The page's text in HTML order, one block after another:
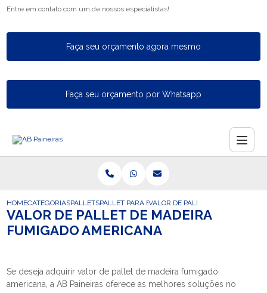
Entre em contato com um de nossos especialistas!
Faça seu orçamento agora mesmo
Faça seu orçamento por Whatsapp
HOMECATEGORIASPALLETSPALLET PARA EXPORTACAOVALOR DE PALLET DE MADEIRA
VALOR DE PALLET DE MADEIRA
FUMIGADO AMERICANA
Se deseja adquirir valor de pallet de madeira fumigado
americana, a AB Paineiras oferece as melhores soluções no